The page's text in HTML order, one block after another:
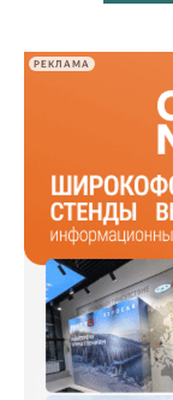
РЕКЛАМА